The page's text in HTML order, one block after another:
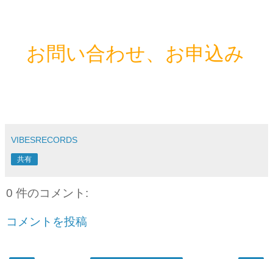
お問い合わせ、お申込み
VIBESRECORDS
共有
0 件のコメント:
コメントを投稿